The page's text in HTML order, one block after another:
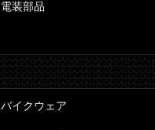
電装部品
バイクウェア